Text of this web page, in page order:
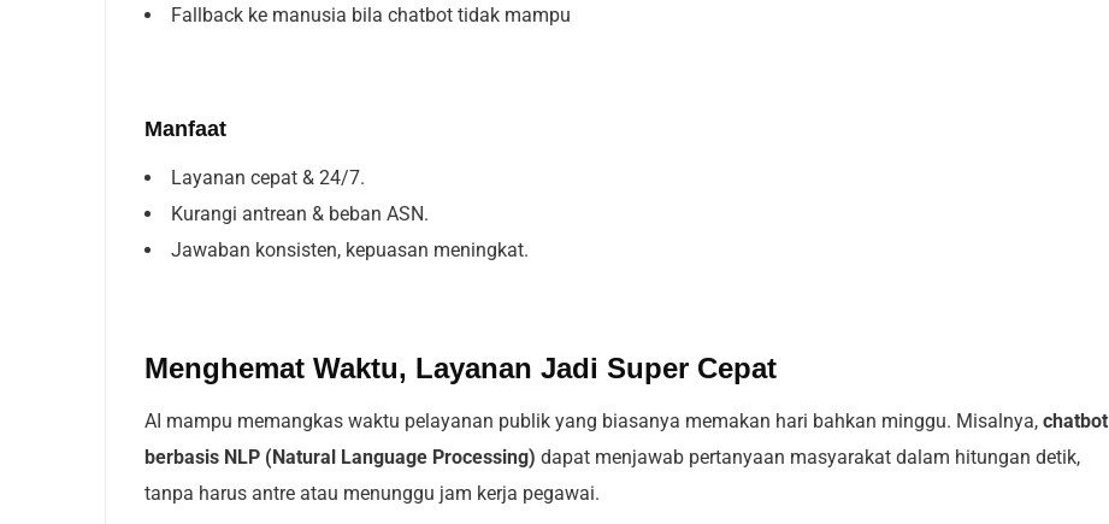
Fallback ke manusia bila chatbot tidak mampu
Manfaat
Layanan cepat & 24/7.
Kurangi antrean & beban ASN.
Jawaban konsisten, kepuasan meningkat.
Menghemat Waktu, Layanan Jadi Super Cepat
AI mampu memangkas waktu pelayanan publik yang biasanya memakan hari bahkan minggu. Misalnya, chatbot
berbasis NLP (Natural Language Processing) dapat menjawab pertanyaan masyarakat dalam hitungan detik,
tanpa harus antre atau menunggu jam kerja pegawai.